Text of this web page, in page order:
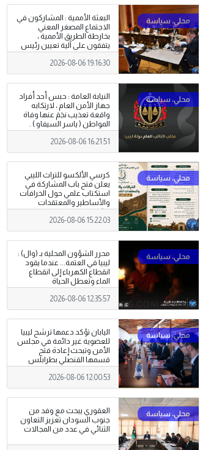
البعثة الأممية : المشاركون في
الاجتماع المصغر المعني
بخارطة الطريق الأممية ،
يتفقون على آلية تعيين رئيس
مفوضية الانتخابات
2026-08-06 19:16:30
النيابة العامة : حبس أحد أفراد
جهاز الأمن العام ، لارتكابه
واقعة تعذيب نجَمَ عنها وفاة
المواطن ( ياسر السيفاو ) .
2026-08-06 16:21:51
كرسي الألكسو للتراث الليبي
يعلن فتح باب المشاركة في
استكتاب علمي حول الخرافات
والأساطير والمعتقدات
الشعبية
2026-08-06 15:22:03
محرر الشؤون المحلية بـ (وال) :
ليبيا في العتمة... عندما يقود
انقطاع الكهرباء إلى انقطاع
الماء وتعطل الحياة
2026-08-06 12:35:57
اليابان تؤكد دعمها ترشح ليبيا
للعضوية غير دائمة في مجلس
الأمن وتبحث إعادة فتح
قسمها القنصلي بطرابلس
2026-08-06 12:00:53
العقوري يبحث مع وفد من
جنوب السودان تعزيز التعاون
الثنائي في عدد من المجالات